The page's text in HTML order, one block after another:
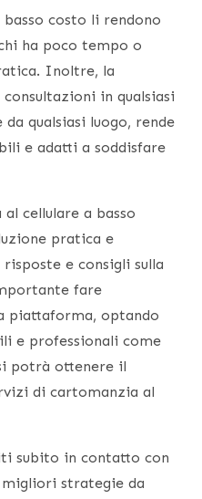
costo li rendono
ha poco tempo o
Inoltre, la
in qualsiasi
qualsiasi luogo, rende
e adatti a soddisfare
cellulare a basso
pratica e
e consigli sulla
fare
piattaforma, optando
e professionali come
potrà ottenere il
di cartomanzia al
subito in contatto con
strategie da